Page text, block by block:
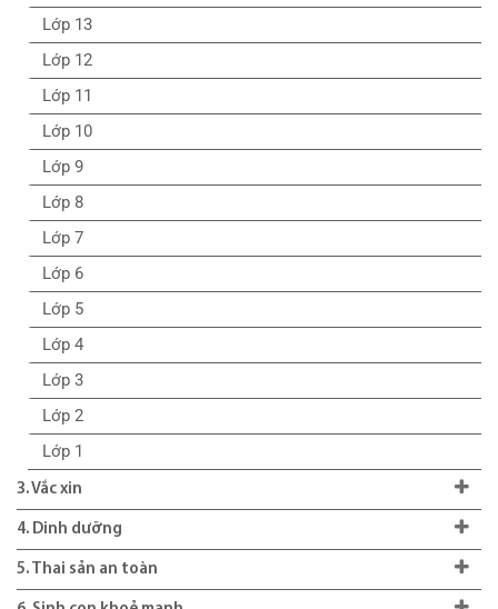
Lớp 13
Lớp 12
Lớp 11
Lớp 10
Lớp 9
Lớp 8
Lớp 7
Lớp 6
Lớp 5
Lớp 4
Lớp 3
Lớp 2
Lớp 1
3. Vắc xin
4. Dinh dưỡng
5. Thai sản an toàn